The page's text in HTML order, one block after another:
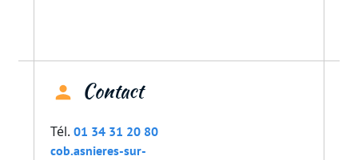
Contact
Tél.01 34 31 20 80
cob.asnieres-sur-